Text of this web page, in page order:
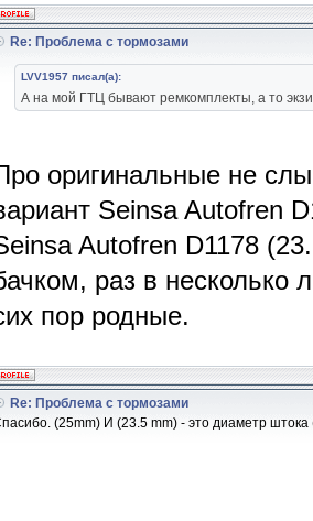
Re: Проблема с тормозами
LVV1957 писал(а):
А на мой ГТЦ бывают ремкомплекты, а то
оригинальные не
Seinsa Autofren
Autofren D1178
раз в
пор родные.
Re: Проблема с тормозами
(25mm) И (23.5 mm) - это диаметр